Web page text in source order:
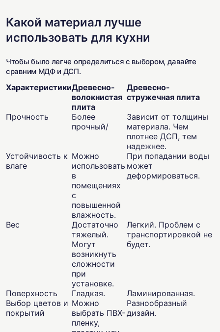
Какой материал лучше
использовать для кухни
Чтобы было легче определиться с выбором, давайте
сравним МДФ и ДСП.
ХарактеристикиДревесно-
волокнистая
плита
Древесно-
стружечная плита
Прочность
Более
прочный/
Зависит от толщины
материала. Чем
плотнее ДСП, тем
надежнее.
Устойчивость к
влаге
Можно
использовать
в
помещениях
с
повышенной
влажность.
При попадании воды
может
деформироваться.
Вес
Достаточно
тяжелый.
Могут
возникнуть
сложности
при
установке.
Легкий. Проблем с
транспортировкой не
будет.
Поверхность Гладкая.
Ламинированная.
Выбор цветов и
покрытий
Можно
выбрать ПВХ-
пленку,
Разнообразный
дизайн.